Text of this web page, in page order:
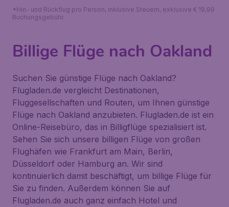
*Hin- und Rückflug pro Person, inklusive Steuern, exklusive € 19,99
Buchungsgebühr.
Billige Flüge nach Oakland
Suchen Sie günstige Flüge nach Oakland?
Flugladen.de vergleicht Destinationen,
Fluggesellschaften und Routen, um Ihnen günstige
Flüge nach Oakland anzubieten. Flugladen.de ist ein
Online-Reisebüro, das in Billigflüge spezialisiert ist.
Sehen Sie sich unsere billigen Flüge von großen
Flughäfen wie Frankfurt am Main, Berlin,
Düsseldorf oder Hamburg an. Wir sind
kontinuierlich damit beschäftigt, um billige Flüge für
Sie zu finden. Außerdem können Sie auf
Flugladen.de auch ganz einfach Hotel und